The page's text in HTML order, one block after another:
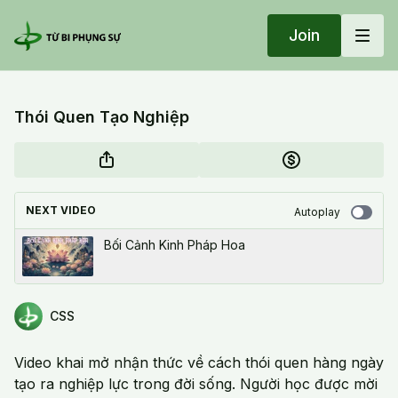
Join
Thói Quen Tạo Nghiệp
NEXT VIDEO Autoplay
Bối Cảnh Kinh Pháp Hoa
CSS
Video khai mở nhận thức về cách thói quen hàng ngày
tạo ra nghiệp lực trong đời sống. Người học được mời